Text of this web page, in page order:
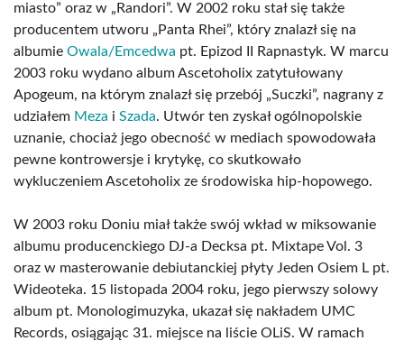
miasto” oraz w „Randori”. W 2002 roku stał się także
producentem utworu „Panta Rhei”, który znalazł się na
albumie Owala/Emcedwa pt. Epizod II Rapnastyk. W marcu
2003 roku wydano album Ascetoholix zatytułowany
Apogeum, na którym znalazł się przebój „Suczki”, nagrany z
udziałem Meza i Szada. Utwór ten zyskał ogólnopolskie
uznanie, chociaż jego obecność w mediach spowodowała
pewne kontrowersje i krytykę, co skutkowało
wykluczeniem Ascetoholix ze środowiska hip-hopowego.
W 2003 roku Doniu miał także swój wkład w miksowanie
albumu producenckiego DJ-a Decksa pt. Mixtape Vol. 3
oraz w masterowanie debiutanckiej płyty Jeden Osiem L pt.
Wideoteka. 15 listopada 2004 roku, jego pierwszy solowy
album pt. Monologimuzyka, ukazał się nakładem UMC
Records, osiągając 31. miejsce na liście OLiS. W ramach